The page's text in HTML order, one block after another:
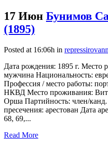
17 Июн Бунимов
(1895)
Posted at 16:06h in
Дата рождения: 1895 г.
мужчина Национальность:
Профессия / место работы:
НКВД Место проживания:
Орша Партийность: член/
пресечения: арестован Дата
68, 69,...
Read More